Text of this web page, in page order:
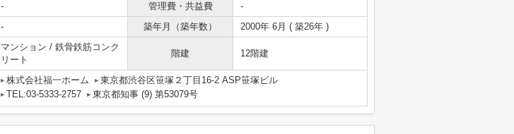
- 管理費・共益費
-
- 築年月（築年数） 2000年 6月 ( 築26年 )
マンション / 鉄骨鉄筋コンク
リート
階建 12階建
株式会社福一ホーム
東京都渋谷区笹塚２丁目16-2 ASP笹塚ビル
TEL:03-5333-2757
東京都知事 (9) 第53079号